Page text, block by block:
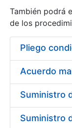
También podrá
de los